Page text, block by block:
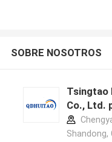
SOBRE NOSOTROS
Tsingtao
Co., Ltd.
Shandong,